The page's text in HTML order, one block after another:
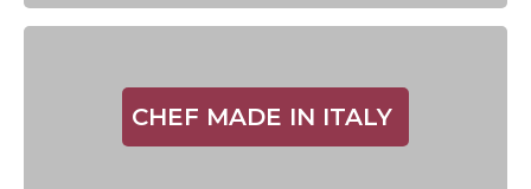
CHEF MADE IN ITALY